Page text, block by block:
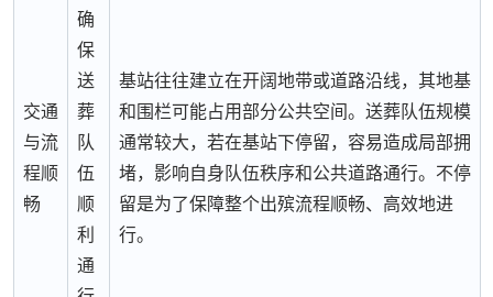
交通
与流
程顺
畅
确
保
送
葬
队
伍
顺
利
通
基站往往建立在开阔地带或道路沿线，其地基
和围栏可能占用部分公共空间。送葬队伍规模
通常较大，若在基站下停留，容易造成局部拥
堵，影响自身队伍秩序和公共道路通行。不停
留是为了保障整个出殡流程顺畅、高效地进
行。